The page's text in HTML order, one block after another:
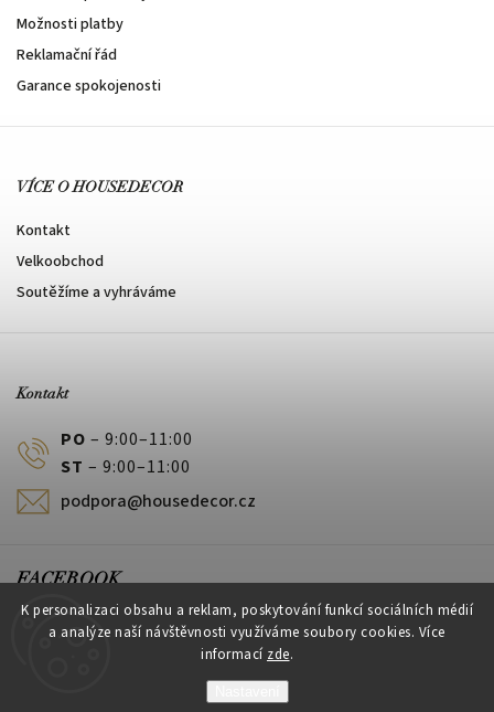
K personalizaci obsahu a reklam, poskytování funkcí sociálních médií
a analýze naší návštěvnosti využíváme soubory cookies. Více
informací zde.
Možnosti platby
Reklamační řád
Garance spokojenosti
VÍCE O HOUSEDECOR
Kontakt
Velkoobchod
Soutěžíme a vyhráváme
Kontakt
PO – 9:00–11:00
ST – 9:00–11:00
podpora@housedecor.cz
FACEBOOK